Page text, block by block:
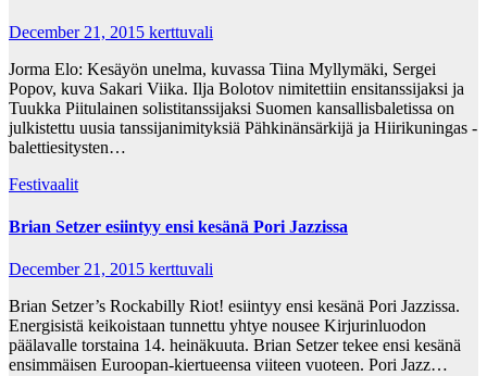
December 21, 2015 kerttuvali
Jorma Elo: Kesäyön unelma, kuvassa Tiina Myllymäki, Sergei
Popov, kuva Sakari Viika. Ilja Bolotov nimitettiin ensitanssijaksi ja
Tuukka Piitulainen solistitanssijaksi Suomen kansallisbaletissa on
julkistettu uusia tanssijanimityksiä Pähkinänsärkijä ja Hiirikuningas -
balettiesitysten…
Festivaalit
Brian Setzer esiintyy ensi kesänä Pori Jazzissa
December 21, 2015 kerttuvali
Brian Setzer’s Rockabilly Riot! esiintyy ensi kesänä Pori Jazzissa.
Energisistä keikoistaan tunnettu yhtye nousee Kirjurinluodon
päälavalle torstaina 14. heinäkuuta. Brian Setzer tekee ensi kesänä
ensimmäisen Euroopan-kiertueensa viiteen vuoteen. Pori Jazz…